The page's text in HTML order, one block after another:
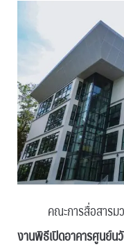
คณะการสื่อสารมวล
งานพิธีเปิดอาคารศูนย์